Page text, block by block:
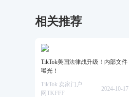
相关推荐
TikTok美国法律战升级！内部文件
曝光！
TikTok 卖家门户
网TKFFF
2024-10-17